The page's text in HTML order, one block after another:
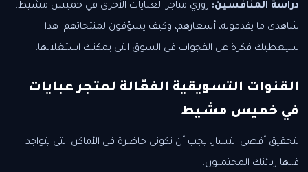
دراسة المنافسين: زوري متاجر العبايات الأخرى في خميس مشيط.
شاهدي ما يقدمونه، أسعارهم، وكيف يسوّقون لمنتجاتهم. هذا
سيعطيك فكرة عن الفجوات في السوق التي يمكنك استغلالها.
القنوات التسويقية الفعّالة لمتجر عبايات
في خميس مشيط
لتحقيق أقصى انتشار، يجب أن تكوني حاضرة في الأماكن التي يتواجد
فيها زبائنك المحتملون.